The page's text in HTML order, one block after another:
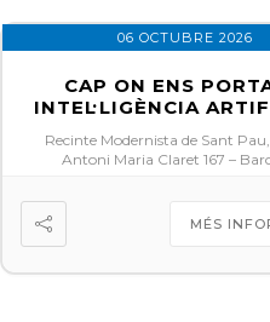
06 OCTUBRE 2026
CAP ON ENS
INTEL·LIGÈNCIA
Recinte Modernista de Sant
Antoni Maria Claret 167 –
MÉS